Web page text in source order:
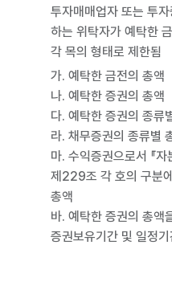
투자매매업자 또는 투
하는 위탁자가 예탁한
각 목의 형태로 제한됨
가. 예탁한 금전의 총액
나. 예탁한 증권의 총액
다. 예탁한 증권의 종류
라. 채무증권의 종류별
마. 수익증권으로서 『
제229조 각 호의 구분
총액
바. 예탁한 증권의 총액
증권보유기간 및 일정